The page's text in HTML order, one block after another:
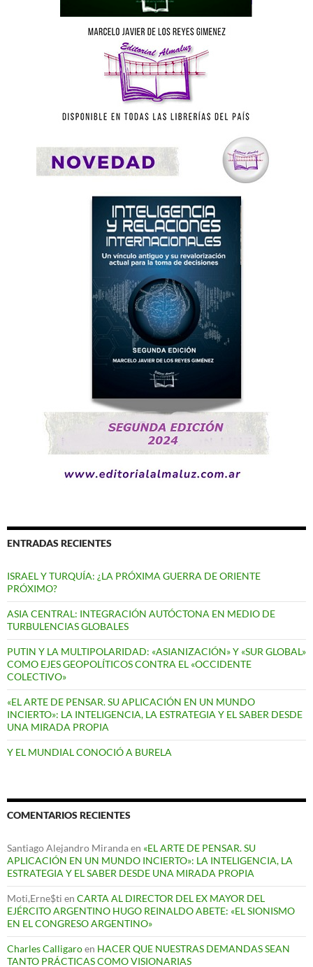
ENTRADAS RECIENTES
ISRAEL Y TURQUÍA: ¿LA PRÓXIMA GUERRA DE ORIENTE
PRÓXIMO?
ASIA CENTRAL: INTEGRACIÓN AUTÓCTONA EN MEDIO DE
TURBULENCIAS GLOBALES
PUTIN Y LA MULTIPOLARIDAD: «ASIANIZACIÓN» Y «SUR GLOBAL»
COMO EJES GEOPOLÍTICOS CONTRA EL «OCCIDENTE
COLECTIVO»
«EL ARTE DE PENSAR. SU APLICACIÓN EN UN MUNDO
INCIERTO»: LA INTELIGENCIA, LA ESTRATEGIA Y EL SABER DESDE
UNA MIRADA PROPIA
Y EL MUNDIAL CONOCIÓ A BURELA
COMENTARIOS RECIENTES
Santiago Alejandro Mirandaen «EL ARTE DE PENSAR. SU
APLICACIÓN EN UN MUNDO INCIERTO»: LA INTELIGENCIA, LA
ESTRATEGIA Y EL SABER DESDE UNA MIRADA PROPIA
Moti,Erne$ti en CARTA AL DIRECTOR DEL EX MAYOR DEL
EJÉRCITO ARGENTINO HUGO REINALDO ABETE: «EL SIONISMO
EN EL CONGRESO ARGENTINO»
Charles Calligaroen HACER QUE NUESTRAS DEMANDAS SEAN
TANTO PRÁCTICAS COMO VISIONARIAS